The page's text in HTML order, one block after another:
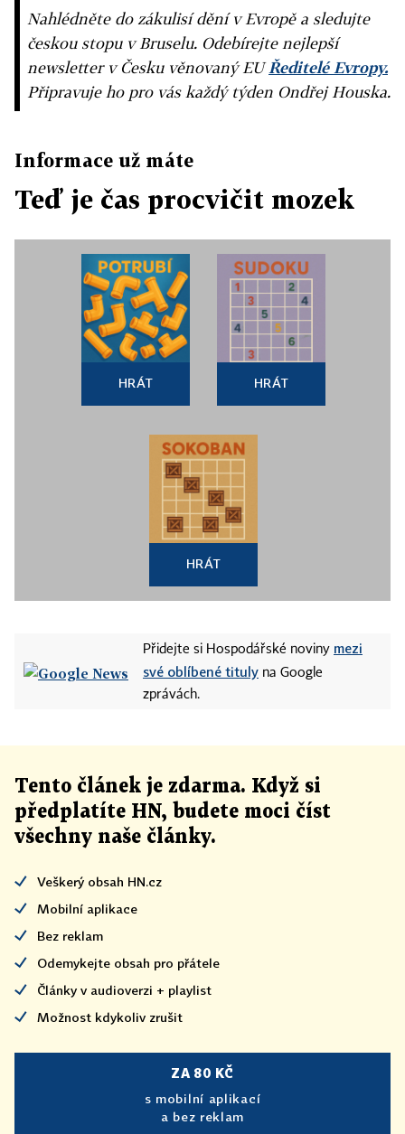
Nahlédněte do zákulisí dění v Evropě a sledujte
českou stopu v Bruselu. Odebírejte nejlepší
newsletter v Česku věnovaný EUŘeditelé Evropy.
Připravuje ho pro vás každý týden Ondřej Houska.
Informace už máte
Teď je čas procvičit mozek
HRÁT HRÁT
HRÁT
Přidejte si Hospodářské noviny mezi
své oblíbené tituly na Google
zprávách.
Tento článek je zdarma. Když si
předplatíte HN, budete moci číst
všechny naše články.
Veškerý obsah HN.cz
Mobilní aplikace
Bez reklam
Odemykejte obsah pro přátele
Články v audioverzi + playlist
Možnost kdykoliv zrušit
ZA 80 KČ
s mobilní aplikací
a bez reklam